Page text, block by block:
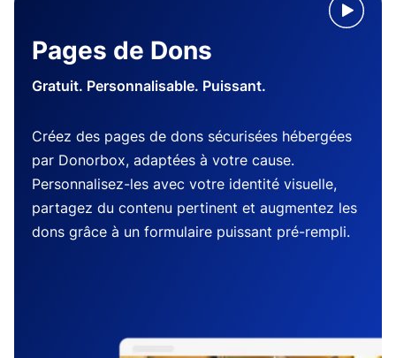
Pages de Dons
Gratuit. Personnalisable. Puissant.
Créez des pages de dons sécurisées hébergées
par Donorbox, adaptées à votre cause.
Personnalisez-les avec votre identité visuelle,
partagez du contenu pertinent et augmentez les
dons grâce à un formulaire puissant pré-rempli.